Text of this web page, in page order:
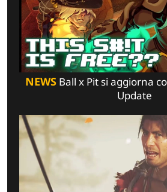
NEWS Ball x Pit si aggiorna
Update